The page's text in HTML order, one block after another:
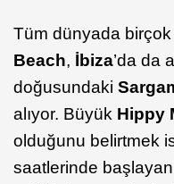
Tüm dünyada
Beach, İbiza’da da
doğusundaki
alıyor. Büyük Hippy
olduğunu belirtmek
saatlerinde